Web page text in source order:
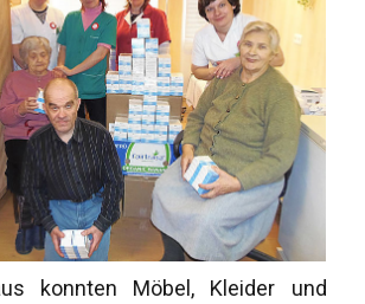
konnten Möbel, Kleider und